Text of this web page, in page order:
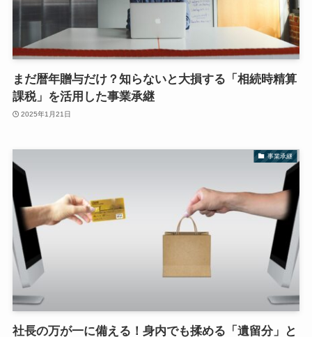
まだ暦年贈与だけ？知らないと大損する「相続時精算
課税」を活用した事業承継
2025年1月21日
事業承継
社長の万が一に備える！身内でも揉める「遺留分」と